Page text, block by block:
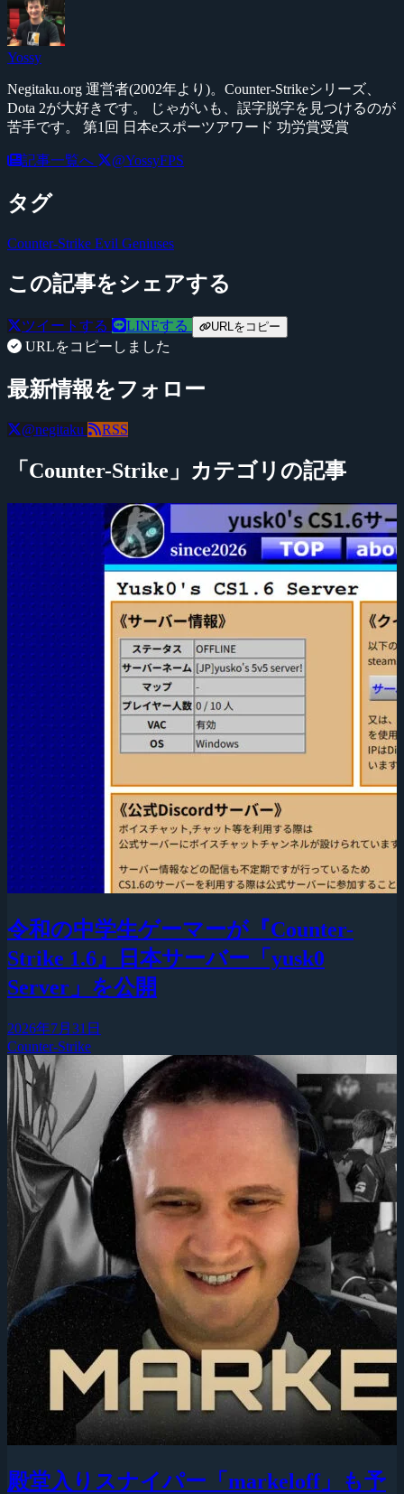
Yossy
Negitaku.org 運営者(2002年より)。Counter-Strikeシリーズ、
Dota 2が大好きです。 じゃがいも、誤字脱字を見つけるのが
苦手です。 第1回 日本eスポーツアワード 功労賞受賞
記事一覧へ @YossyFPS
タグ
Counter-Strike Evil Geniuses
この記事をシェアする
ツイートする LINEする URLをコピー
URLをコピーしました
最新情報をフォロー
@negitaku RSS
「Counter-Strike」カテゴリの記事
令和の中学生ゲーマーが『Counter-
Strike 1.6』日本サーバー「yusk0
Server」を公開
2026年7月31日
Counter-Strike
殿堂入りスナイパー「markeloff」も予